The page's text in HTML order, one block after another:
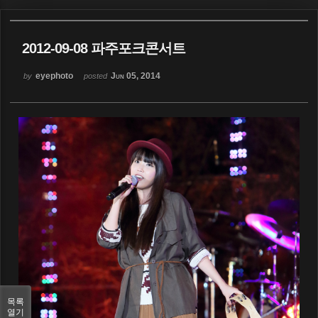
2012-09-08 파주포크콘서트
by eyephoto posted Jun 05, 2014
목록
열기
Sketchbook5, 스케치북5
Sketchbook5, 스케치북5